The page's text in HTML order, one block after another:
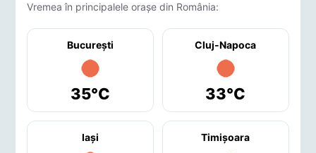
Vremea în principalele orașe din România:
București
35°C
Cluj-Napoca
33°C
Iaşi Timişoara